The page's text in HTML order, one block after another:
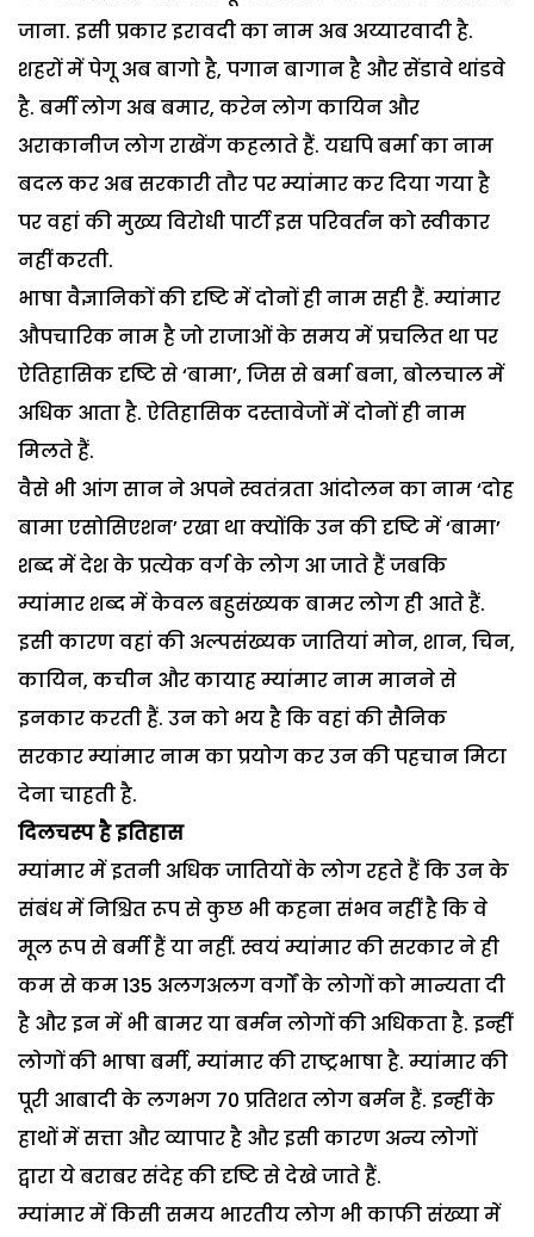
जाना. इसी प्रकार इरावदी का नाम अब अय्यारवादी है.
शहरों में पेगू अब बागो है, पगान बागान है और सेंडावे थांडवे
है. बर्मी लोग अब बमार, करेन लोग कायिन और
अराकानीज लोग राखेंग कहलाते हैं. यद्यपि बर्मा का नाम
बदल कर अब सरकारी तौर पर म्यांमार कर दिया गया है
पर वहां की मुख्य विरोधी पार्टी इस परिवर्तन को स्वीकार
नहीं करती.
भाषा वैज्ञानिकों की दृष्टि में दोनों ही नाम सही हैं. म्यांमार
औपचारिक नाम है जो राजाओं के समय में प्रचलित था पर
ऐतिहासिक दृष्टि से ‘बामा’, जिस से बर्मा बना, बोलचाल में
अधिक आता है. ऐतिहासिक दस्तावेजों में दोनों ही नाम
मिलते हैं.
वैसे भी आंग सान ने अपने स्वतंत्रता आंदोलन का नाम ‘दोह
बामा एसोसिएशन’ रखा था क्योंकि उन की दृष्टि में ‘बामा’
शब्द में देश के प्रत्येक वर्ग के लोग आ जाते हैं जबकि
म्यांमार शब्द में केवल बहुसंख्यक बामर लोग ही आते हैं.
इसी कारण वहां की अल्पसंख्यक जातियां मोन, शान, चिन,
कायिन, कचीन और कायाह म्यांमार नाम मानने से
इनकार करती हैं. उन को भय है कि वहां की सैनिक
सरकार म्यांमार नाम का प्रयोग कर उन की पहचान मिटा
देना चाहती है.
दिलचस्प है इतिहास
म्यांमार में इतनी अधिक जातियों के लोग रहते हैं कि उन के
संबंध में निश्चित रूप से कुछ भी कहना संभव नहीं है कि वे
मूल रूप से बर्मी हैं या नहीं. स्वयं म्यांमार की सरकार ने ही
कम से कम 135 अलगअलग वर्गों के लोगों को मान्यता दी
है और इन में भी बामर या बर्मन लोगों की अधिकता है. इन्हीं
लोगों की भाषा बर्मी, म्यांमार की राष्ट्रभाषा है. म्यांमार की
पूरी आबादी के लगभग 70 प्रतिशत लोग बर्मन हैं. इन्हीं के
हाथों में सत्ता और व्यापार है और इसी कारण अन्य लोगों
द्वारा ये बराबर संदेह की दृष्टि से देखे जाते हैं.
म्यांमार में किसी समय भारतीय लोग भी काफी संख्या में